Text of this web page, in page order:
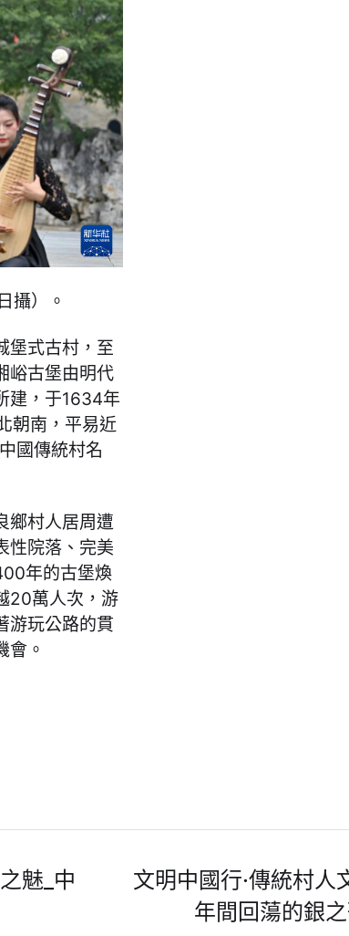
攝）。
堡式古村，至
峪古堡由明代
建，于1634年
朝南，平易近
國傳統村名
鄉村人居周遭
性院落、完美
年的古堡煥
20萬人次，游
游玩公路的貫
會。
魅_中
文明中國行·傳統村
年間回蕩的銀